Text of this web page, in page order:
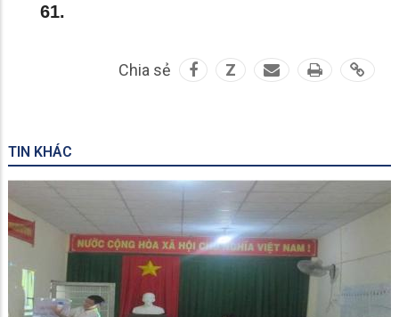
61.
Chia sẻ Z
TIN KHÁC